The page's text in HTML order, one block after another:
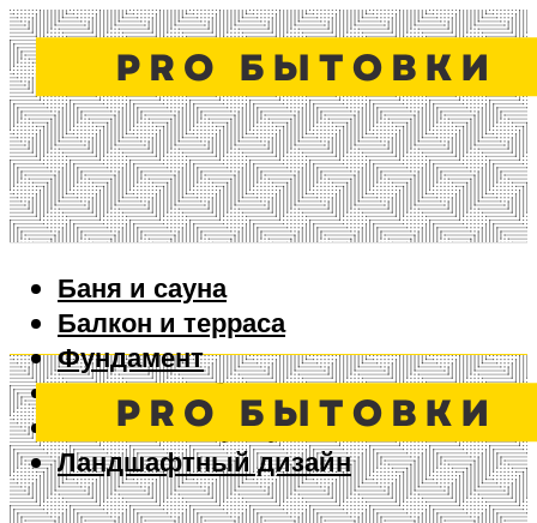
Баня и сауна
Балкон и терраса
Фундамент
Ворота и забор
Дизайн интерьера
Ландшафтный дизайн